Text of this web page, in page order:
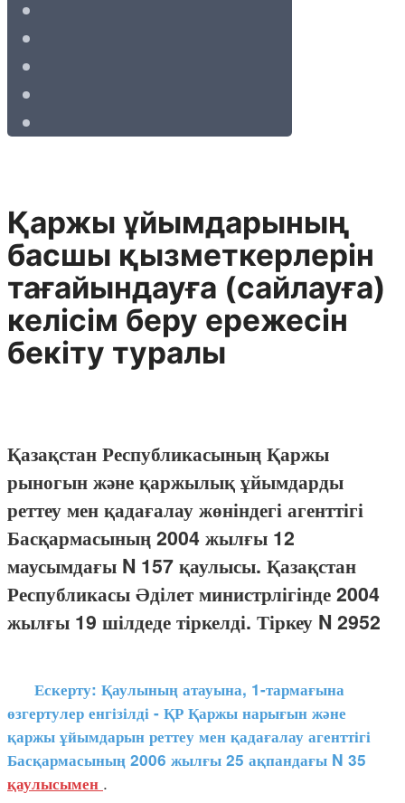
Қаржы ұйымдарының
басшы қызметкерлерін
тағайындауға (сайлауға)
келісім беру ережесін
бекіту туралы
Қазақстан Республикасының Қаржы
рыногын және қаржылық ұйымдарды
реттеу мен қадағалау жөніндегі агенттігі
Басқармасының 2004 жылғы 12
маусымдағы N 157 қаулысы. Қазақстан
Республикасы Әділет министрлігінде 2004
жылғы 19 шілдеде тіркелді. Тіркеу N 2952
Ескерту: Қаулының атауына, 1-тармағына
өзгертулер енгізілді - ҚР Қаржы нарығын және
қаржы ұйымдарын реттеу мен қадағалау агенттігі
Басқармасының 2006 жылғы 25 ақпандағы N 35
қаулысымен .